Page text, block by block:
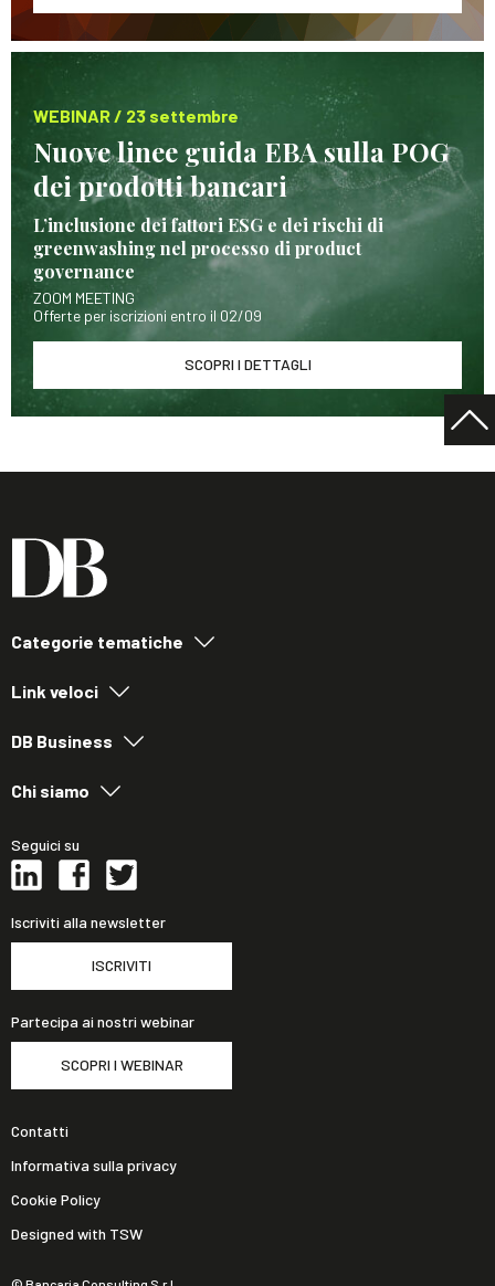
WEBINAR / 23 settembre
Nuove linee guida EBA sulla POG
dei prodotti bancari
L’inclusione dei fattori ESG e dei rischi di
greenwashing nel processo di product
governance
ZOOM MEETING
Offerte per iscrizioni entro il 02/09
SCOPRI I DETTAGLI
Categorie tematiche
Link veloci
DB Business
Chi siamo
Seguici su
Iscriviti alla newsletter
ISCRIVITI
Partecipa ai nostri webinar
SCOPRI I WEBINAR
Contatti
Informativa sulla privacy
Cookie Policy
Designed with TSW